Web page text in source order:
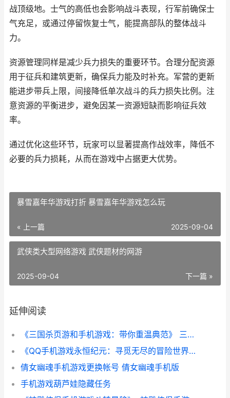
战顶级地。士气的高低也会影响战斗表现，行军前确保士
气充足，或通过停留恢复士气，能提高部队的整体战斗
力。
资源管理同样是减少兵力损失的重要环节。合理分配资源
用于征兵和建筑更新，确保兵力能及时补充。军营的更新
能进步带兵上限，间接降低单次战斗的兵力损失比例。注
意资源的平衡进步，避免因某一资源短缺而影响征兵效
率。
通过优化这些环节，玩家可以显著提高作战效率，降低不
必要的兵力损耗，从而在游戏中占据更大优势。
暴雪嘉年华游戏打折 暴雪嘉年华游戏怎么玩
« 上一篇 2025-09-04
武侠类大型网络游戏 武侠题材的网游
下一篇 »
2025-09-04
延伸阅读
《三国杀页游和手机游戏：带你重温典范》 三国杀网页版和手机版
《QQ手机游戏永恒纪元：寻觅无尽的冒险世界》 手机qq2021游戏
倩女幽魂手机游戏更换帐号 倩女幽魂手机版
手机游戏葫芦娃隐藏任务